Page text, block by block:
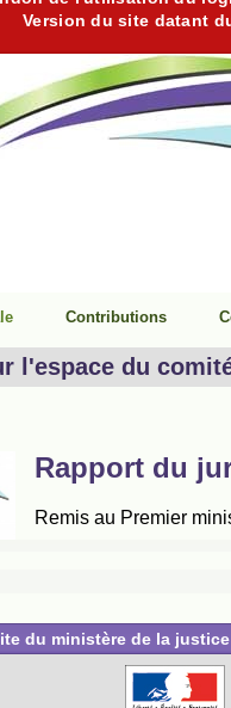
du ministère de la justice